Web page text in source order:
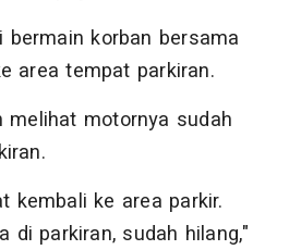
korban bersama
area tempat parkiran.
melihat motornya sudah
kembali ke area parkir.
di parkiran, sudah hilang,"